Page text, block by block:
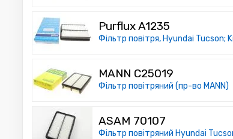
Purflux A1235
Фільтр повітря, Hyundai
MANN C25019
Фільтр повітряний (пр-во MANN)
ASAM 70107
Фільтр повітряний Hyundai